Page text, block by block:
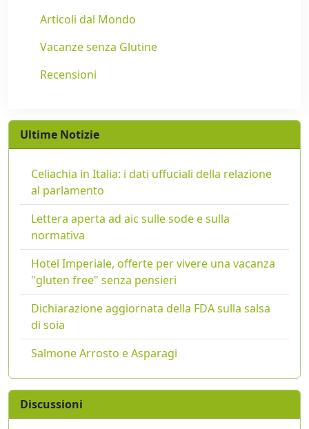
Articoli dal Mondo
Vacanze senza Glutine
Recensioni
Ultime Notizie
Celiachia in Italia: i dati uffuciali della relazione
al parlamento
Lettera aperta ad aic sulle sode e sulla
normativa
Hotel Imperiale, offerte per vivere una vacanza
"gluten free" senza pensieri
Dichiarazione aggiornata della FDA sulla salsa
di soia
Salmone Arrosto e Asparagi
Discussioni